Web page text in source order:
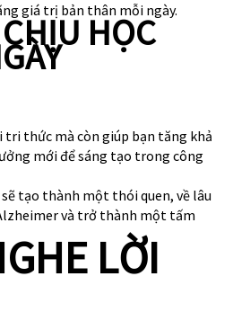
giá trị bản thân mỗi ngày.
HỌC
tri thức mà còn giúp bạn tăng khả
mới để sáng tạo trong công
tạo thành một thói quen, về lâu
và trở thành một tấm
LỜI